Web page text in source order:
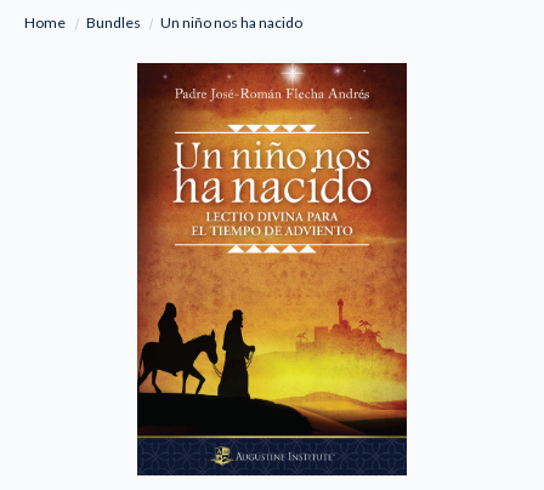
Home
Bundles Un niño nos ha nacido